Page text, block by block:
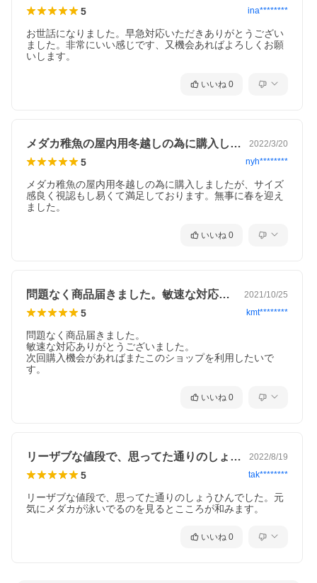
5 ina********
お世話になりました。早急対応いただきありがとうござい
ました。非常にいい感じです、又機会あればよろしくお願
いします。
いいね 0
メダカ稚魚の屋内用冬越しの為に購入しま… 2022/3/20
5 nyh********
メダカ稚魚の屋内用冬越しの為に購入しましたが、サイズ
感良く視認もし易くて満足しております。無事に春を迎え
ました。
いいね 0
問題なく商品届きました。敏速な対応あり… 2021/10/25
5 kmt********
問題なく商品届きました。
敏速な対応ありがとうございました。
次回購入機会があればまたこのショップを利用したいで
す。
いいね 0
リーザブな値段で、思ってた通りのしょう… 2022/8/19
5 tak********
リーザブな値段で、思ってた通りのしょうひんでした。元
気にメダカが泳いでるのを見るとこころが和みます。
いいね 0